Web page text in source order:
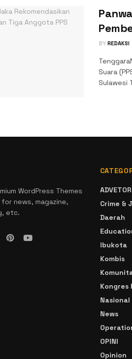
BY REDAKSI
Suara
Sulawesi
WordPress Themes
news, magazine,
etc.
Crime &
Daerah
Ibukota
Kombis
Kongres
Nasional
News
OPINI
Opinion